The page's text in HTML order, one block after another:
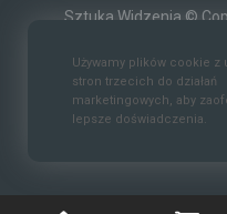
Sztuka Widzenia ©
Używamy plików cookie z
stron trzecich do działań
marketingowych, aby
lepsze doświadczenia.